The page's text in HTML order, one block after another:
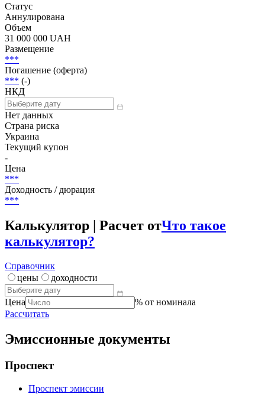
Статус
Аннулирована
Объем
31 000 000 UAH
Размещение
***
Погашение (оферта)
*** (-)
НКД
Нет данных
Страна риска
Украина
Текущий купон
-
Цена
***
Доходность / дюрация
***
Калькулятор | Расчет отЧто такое
калькулятор?
Справочник
цены
доходности
Цена
% от номинала
Рассчитать
Эмиссионные документы
Проспект
Проспект эмиссии